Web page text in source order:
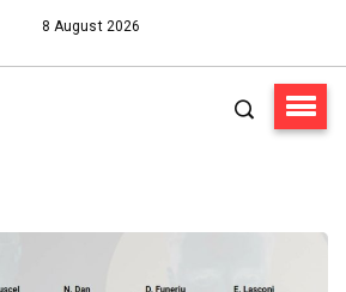
8 August 2026